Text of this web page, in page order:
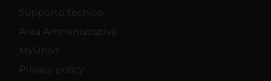
Supporto tecnico
Area Amministrativa
MyUnivr
Privacy policy